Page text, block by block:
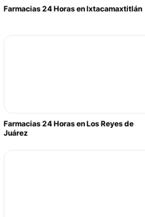
Farmacias 24 Horas en Ixtacamaxtitlán
Farmacias 24 Horas en Los Reyes de
Juárez